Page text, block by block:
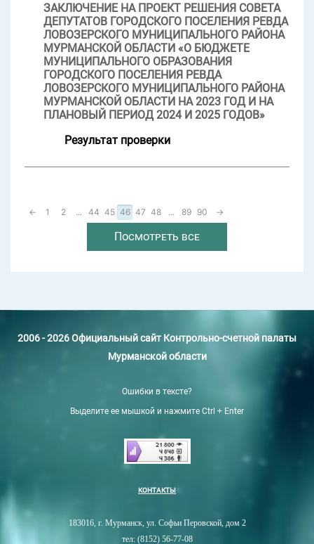
ЗАКЛЮЧЕНИЕ НА ПРОЕКТ РЕШЕНИЯ СОВЕТА
ДЕПУТАТОВ ГОРОДСКОГО ПОСЕЛЕНИЯ РЕВДА
ЛОВОЗЕРСКОГО МУНИЦИПАЛЬНОГО РАЙОНА
МУРМАНСКОЙ ОБЛАСТИ «О БЮДЖЕТЕ
МУНИЦИПАЛЬНОГО ОБРАЗОВАНИЯ
ГОРОДСКОГО ПОСЕЛЕНИЯ РЕВДА
ЛОВОЗЕРСКОГО МУНИЦИПАЛЬНОГО РАЙОНА
МУРМАНСКОЙ ОБЛАСТИ НА 2023 ГОД И НА
ПЛАНОВЫЙ ПЕРИОД 2024 И 2025 ГОДОВ»
Результат проверки
← 1 2 ... 44 45 46 47 48 ... 89 90 →
Посмотреть все
2006 - 2026 Официальный сайт Контрольно-счетной палаты
Мурманской области
Ошибки в тексте?
Выделите ее мышкой и нажмите Ctrl + Enter
КОНТАКТЫ
183016, г. Мурманск, ул. Софьи Перовской, дом 2
тел: (8152) 56-77-08